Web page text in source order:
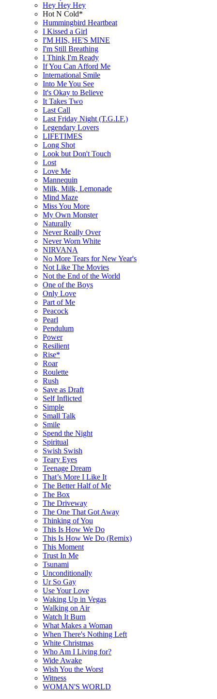
Hey Hey Hey
Hot N Cold*
Hummingbird Heartbeat
I Kissed a Girl
I'M HIS, HE'S MINE
I'm Still Breathing
I Think I'm Ready
If You Can Afford Me
International Smile
Into Me You See
It's Okay to Believe
It Takes Two
Last Call
Last Friday Night (T.G.I.F.)
Legendary Lovers
LIFETIMES
Long Shot
Look but Don't Touch
Lost
Love Me
Mannequin
Milk, Milk, Lemonade
Mind Maze
Miss You More
My Own Monster
Naturally
Never Really Over
Never Worn White
NIRVANA
No More Tears for New Year's
Not Like The Movies
Not the End of the World
One of the Boys
Only Love
Part of Me
Peacock
Pearl
Pendulum
Power
Resilient
Rise*
Roar
Roulette
Rush
Save as Draft
Self Inflicted
Simple
Small Talk
Smile
Spend the Night
Spiritual
Swish Swish
Teary Eyes
Teenage Dream
That’s More I Like It
The Better Half of Me
The Box
The Driveway
The One That Got Away
Thinking of You
This Is How We Do
This Is How We Do (Remix)
This Moment
Trust In Me
Tsunami
Unconditionally
Ur So Gay
Use Your Love
Waking Up in Vegas
Walking on Air
Watch It Burn
What Makes a Woman
When There's Nothing Left
White Christmas
Who Am I Living for?
Wide Awake
Wish You the Worst
Witness
WOMAN'S WORLD